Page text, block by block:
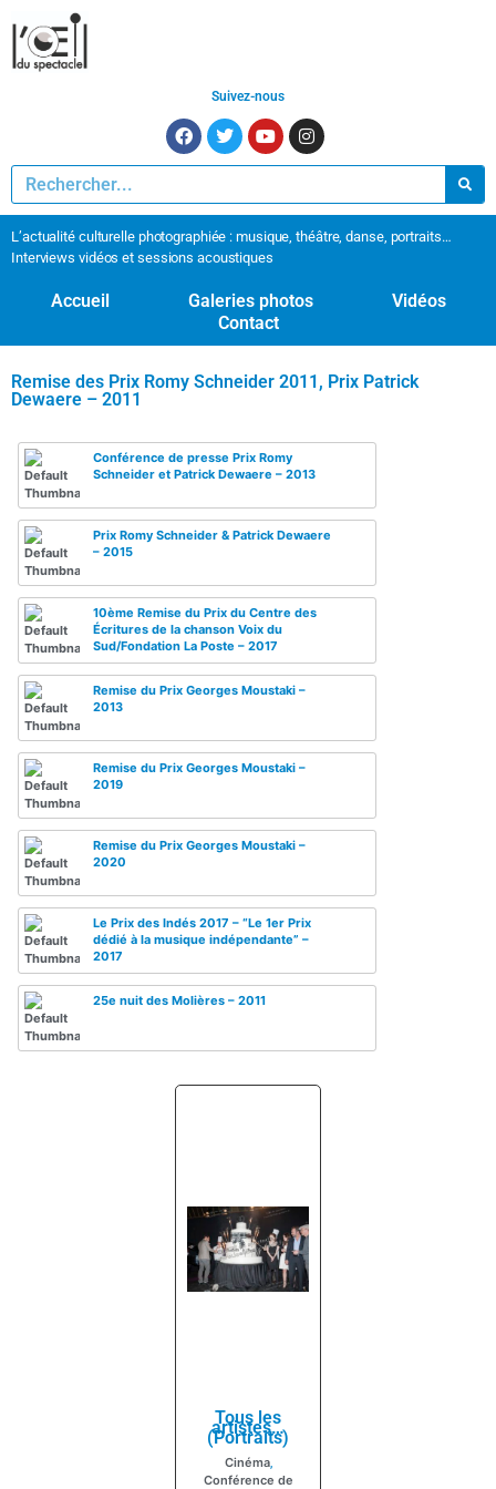
Suivez-nous
L’actualité culturelle photographiée : musique, théâtre, danse, portraits…
Interviews vidéos et sessions acoustiques
Accueil Galeries photos
Vidéos
Contact
Remise des Prix Romy Schneider 2011, Prix Patrick
Dewaere – 2011
Conférence de presse Prix Romy
Schneider et Patrick Dewaere – 2013
Prix Romy Schneider & Patrick Dewaere
– 2015
10ème Remise du Prix du Centre des
Écritures de la chanson Voix du
Sud/Fondation La Poste – 2017
Remise du Prix Georges Moustaki –
2013
Remise du Prix Georges Moustaki –
2019
Remise du Prix Georges Moustaki –
2020
Le Prix des Indés 2017 – “Le 1er Prix
dédié à la musique indépendante” –
2017
25e nuit des Molières – 2011
Tous les
artistes…
(Portraits)
Cinéma,
Conférence de